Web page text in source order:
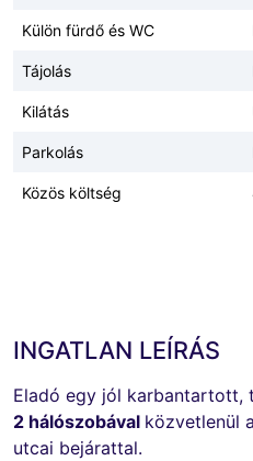
Külön fürdő és WC
Tájolás
Kilátás
Parkolás
Közös költség
INGATLAN LEÍRÁS
Eladó egy jól karbantartott,
2 hálószobával közvetlenül
utcai bejárattal.